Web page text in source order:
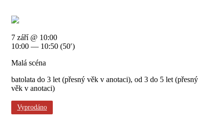
7 září @ 10:00
10:00 — 10:50 (50′)
Malá scéna
batolata do 3 let (přesný věk v anotaci), od 3 do 5 let (přesný
věk v anotaci)
Vyprodáno